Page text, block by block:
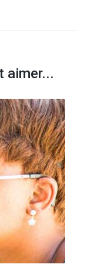
aimer...